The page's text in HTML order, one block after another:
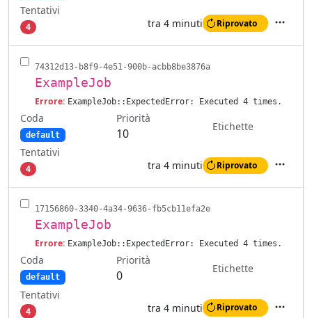
Tentativi
4 tra 4 minuti Riprovato
74312d13-b8f9-4e51-900b-acbb8be3876a
ExampleJob
Errore: ExampleJob::ExpectedError: Executed 4 times.
Coda
default
Priorità
10
Etichette
Tentativi
4 tra 4 minuti Riprovato
17156860-3340-4a34-9636-fb5cb11efa2e
ExampleJob
Errore: ExampleJob::ExpectedError: Executed 4 times.
Coda
default
Priorità
0
Etichette
Tentativi
4 tra 4 minuti Riprovato